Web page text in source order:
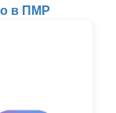
в ПМР